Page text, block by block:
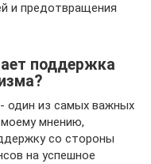
и предотвращения
поддержка
один из самых важных
мнению,
со стороны
на успешное